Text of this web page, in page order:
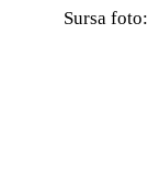
Sursa foto: